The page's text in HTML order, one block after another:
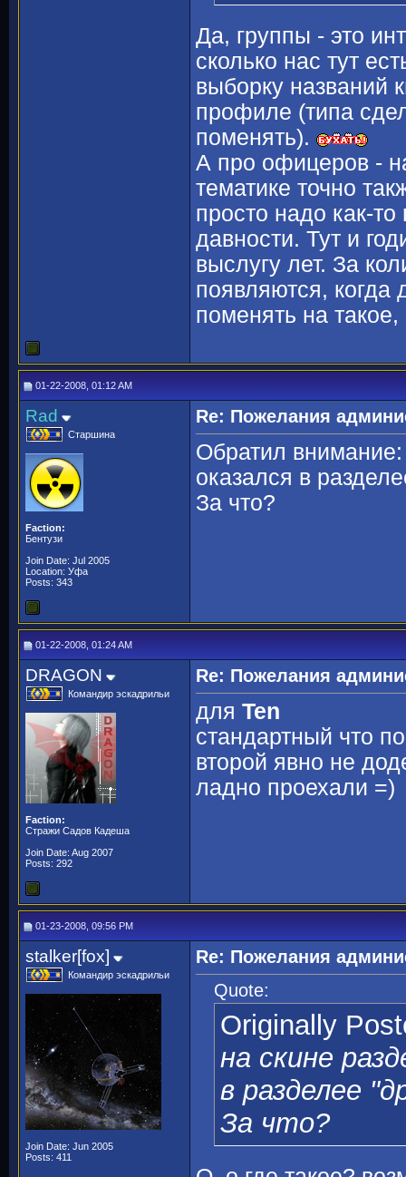
Да, группы - это
сколько нас тут
выборку названий
профиле (типа
поменять).
А про офицеров -
тематике точно
просто надо как-то
давности. Тут и
выслугу лет. За
появляются,
поменять на
01-22-2008, 01:12 AM
Rad
Старшина
Faction:
Бентузи
Join Date: Jul 2005
Location: Уфа
Posts: 343
Re: Пожелания
Обратил внимание:
оказался в
За что?
01-22-2008, 01:24 AM
DRAGON
Командир эскадрильи
Faction:
Стражи Садов Кадеша
Join Date: Aug 2007
Posts: 292
Re: Пожелания
для Ten
стандартный что
второй явно не
ладно проехали =)
01-23-2008, 09:56 PM
stalker[fox]
Командир эскадрильи
Join Date: Jun 2005
Posts: 411
Re: Пожелания
Quote:
Originally
на скине
в разделее
За что?